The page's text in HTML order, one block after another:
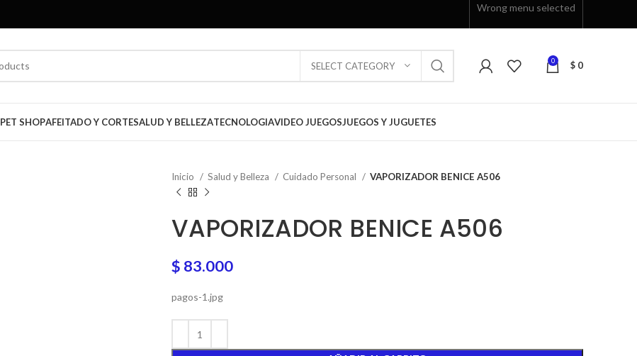
Wrong menu selected
SELECT CATEGORY 0 $ 0
PET SHOPAFEITADO Y CORTESALUD Y BELLEZATECNOLOGIAVIDEO JUEGOSJUEGOS Y JUGUETES
Inicio
Salud y Belleza Cuidado Personal VAPORIZADOR BENICE A506
VAPORIZADOR BENICE A506
$ 83.000
pagos-1.jpg